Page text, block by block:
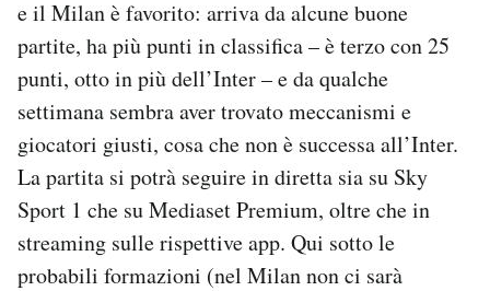
e il Milan è favorito: arriva da alcune buone
partite, ha più punti in classifica – è terzo con 25
punti, otto in più dell’Inter – e da qualche
settimana sembra aver trovato meccanismi e
giocatori giusti, cosa che non è successa all’Inter.
La partita si potrà seguire in diretta sia su Sky
Sport 1 che su Mediaset Premium, oltre che in
streaming sulle rispettive app. Qui sotto le
probabili formazioni (nel Milan non ci sarà